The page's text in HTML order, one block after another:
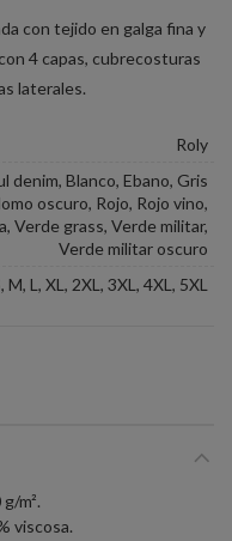
con tejido en galga fina y
4 capas, cubrecosturas
laterales.
Roly
denim, Blanco, Ebano, Gris
oscuro, Rojo, Rojo vino,
Verde grass, Verde militar,
Verde militar oscuro
L, XL, 2XL, 3XL, 4XL, 5XL
m².
viscosa.